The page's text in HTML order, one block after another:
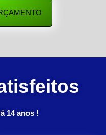
14 anos !